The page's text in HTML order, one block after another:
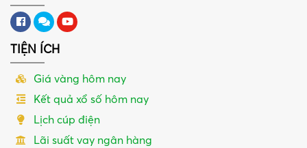
TIỆN ÍCH
Giá vàng hôm nay
Kết quả xổ số hôm nay
Lịch cúp điện
Lãi suất vay ngân hàng